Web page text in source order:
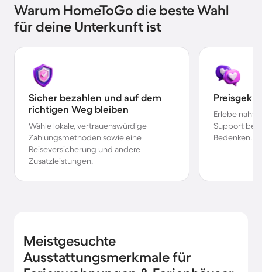
Warum HomeToGo die beste Wahl
für deine Unterkunft ist
Sicher bezahlen und auf dem
richtigen Weg bleiben
Wähle lokale, vertrauenswürdige
Zahlungsmethoden sowie eine
Reiseversicherung und andere
Zusatzleistungen.
Erlebe
Support bei
Bedenken.
Meistgesuchte
Ausstattungsmerkmale für